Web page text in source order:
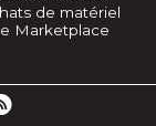
de matériel
Marketplace